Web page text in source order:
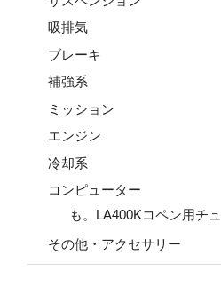
吸排気
ブレーキ
補強系
ミッション
エンジン
冷却系
コンピューター
も。LA400Kコペン用チ
その他・アクセサリー